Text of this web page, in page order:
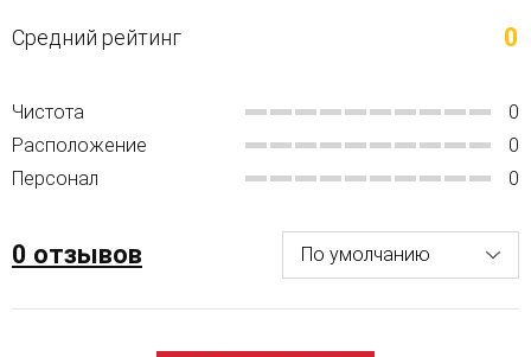
Средний рейтинг 0
Чистота
0
Расположение
0
Персонал
0
0 отзывов